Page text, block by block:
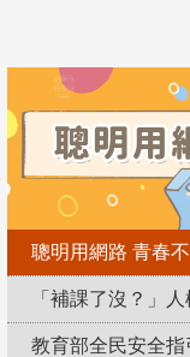
聰明用網路 青春
「補課了沒？」
教育部全民安全指